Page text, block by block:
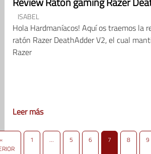
ISABEL
Hola Hardmaníacos! Aquí os traemos la
ratón Razer DeathAdder V2, el cual
Razer
Leer más
«
1 … 5 6 7 8 9